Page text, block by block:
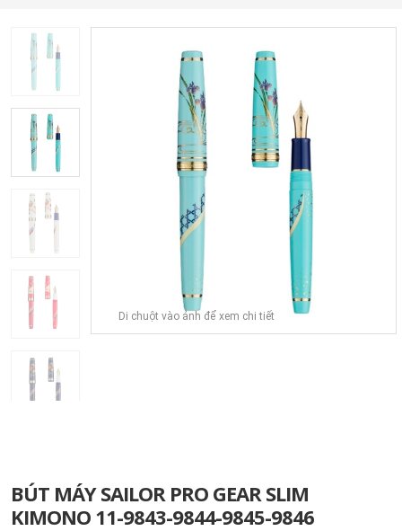
Di chuột vào ảnh để xem chi tiết
BÚT MÁY SAILOR PRO GEAR SLIM
KIMONO 11-9843-9844-9845-9846